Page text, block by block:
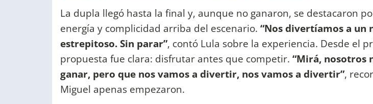
La dupla llegó hasta la final y, aunque no ganaron, se destacaron
energía y complicidad arriba del escenario. “Nos divertíamos a un
estrepitoso. Sin parar”, contó Lula sobre la experiencia. Desde el
propuesta fue clara: disfrutar antes que competir. “Mirá, nosotros
ganar, pero que nos vamos a divertir, nos vamos a divertir”,
Miguel apenas empezaron.